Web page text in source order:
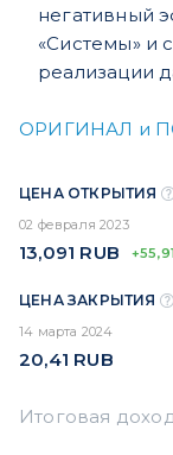
негативный
«Системы» и
реализации
ОРИГИНАЛ и
ЦЕНА ОТКРЫТИЯ
02 февраля 2023
13,091 RUB
ЦЕНА ЗАКРЫТИЯ
14 марта 2024
20,41 RUB